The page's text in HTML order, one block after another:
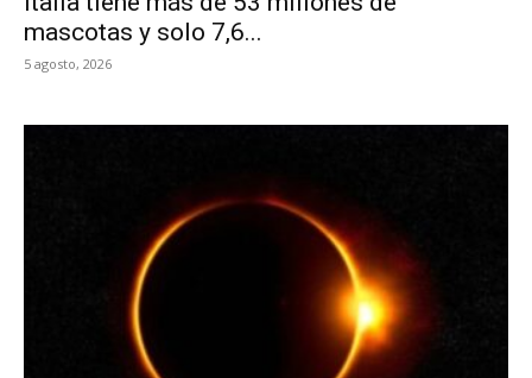
mascotas y solo 7,6...
5 agosto, 2026